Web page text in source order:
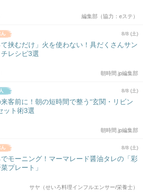
編集部（協力：eステ）
8/8 (土)
て挟むだけ」火を使わない！具だくさんサン
チレシピ3選
朝時間.jp編集部
8/8 (土)
客前に！朝の短時間で整う“玄関・リビン
ット術3選
朝時間.jp編集部
8/8 (土)
モーニング！マーマレード醤油タレの「彩
プレート」
サヤ（せいろ料理インフルエンサー/栄養士）